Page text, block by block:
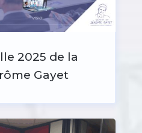
2025 de la
Gayet